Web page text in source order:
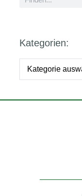
Kategorien: